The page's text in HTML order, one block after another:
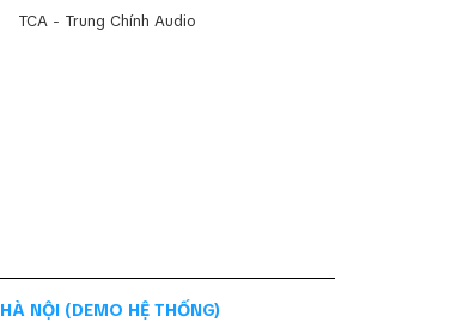
TCA - Trung Chính Audio
HÀ NỘI (DEMO HỆ THỐNG)